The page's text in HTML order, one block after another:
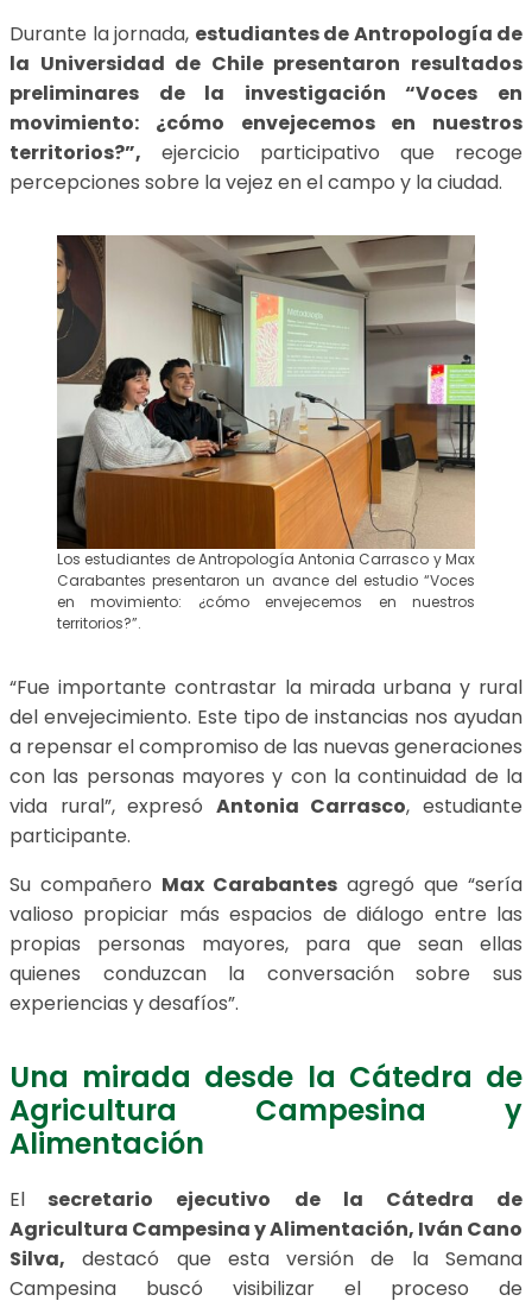
Durante la jornada, estudiantes deAntropología de
la Universidad de Chile presentaron resultados
preliminares de la investigación “Voces en
movimiento: ¿cómo envejecemos en nuestros
territorios?”, ejercicio participativo que recoge
percepciones sobre la vejez en el campo y la ciudad.
Los estudiantes de Antropología Antonia Carrasco y Max
Carabantes presentaron un avance del estudio “Voces
en movimiento: ¿cómo envejecemos en nuestros
territorios?”.
“Fue importante contrastar la mirada urbana y rural
del envejecimiento. Este tipo de instancias nos ayudan
a repensar el compromiso de las nuevas generaciones
con las personas mayores y con la continuidad de la
vida rural”, expresó Antonia Carrasco, estudiante
participante.
Su compañero Max Carabantes agregó que “sería
valioso propiciar más espacios de diálogo entre las
propias personas mayores, para que sean ellas
quienes conduzcan la conversación sobre sus
experiencias y desafíos”.
Una mirada desde la Cátedra de
Agricultura Campesina y
Alimentación
El secretario ejecutivo de la Cátedra de
Agricultura Campesina y Alimentación, Iván Cano
Silva, destacó que esta versión de la Semana
Campesina buscó visibilizar el proceso de